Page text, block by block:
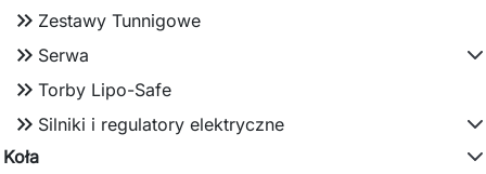
keyboard_double_arrow_right Zestawy Tunnigowe
keyboard_double_arrow_right Serwa
keyboard_double_arrow_right Torby Lipo-Safe
keyboard_double_arrow_right Silniki i regulatory elektryczne
Koła